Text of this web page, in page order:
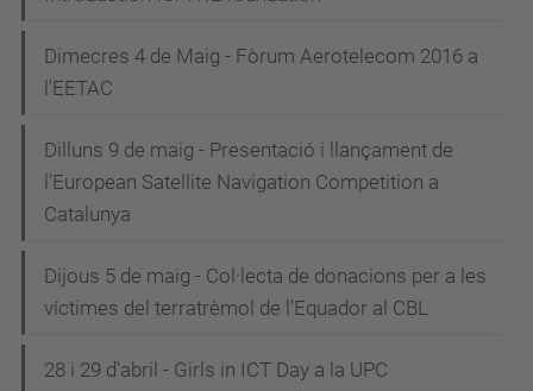
Dimecres 4 de Maig - Fòrum Aerotelecom 2016 a
l'EETAC
Dilluns 9 de maig - Presentació i llançament de
l’European Satellite Navigation Competition a
Catalunya
Dijous 5 de maig - Col·lecta de donacions per a les
víctimes del terratrèmol de l'Equador al CBL
28 i 29 d'abril - Girls in ICT Day a la UPC